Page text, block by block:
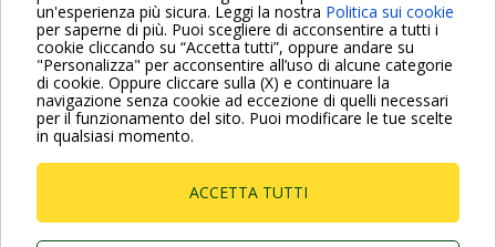
un'esperienza più sicura. Leggi la nostra Politica sui cookie
per saperne di più. Puoi scegliere di acconsentire a tutti i
cookie cliccando su “Accetta tutti”, oppure andare su
"Personalizza" per acconsentire all’uso di alcune categorie
di cookie. Oppure cliccare sulla (X) e continuare la
navigazione senza cookie ad eccezione di quelli necessari
per il funzionamento del sito. Puoi modificare le tue scelte
in qualsiasi momento.
ACCETTA TUTTI
Per maggiori informazioni consulta anche le Domande più
Frequenti
VAI ALLA PAGINA FAQ